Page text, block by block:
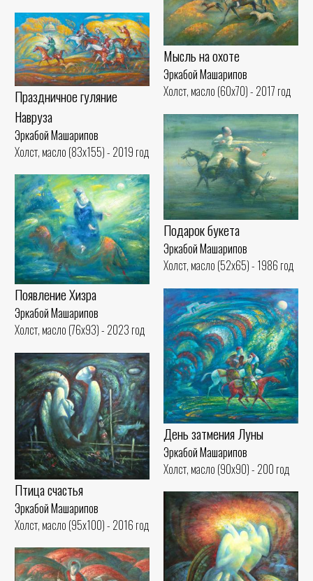
Мысль на охоте
Эркабой Машарипов
Холст, масло (60x70) - 2017 год
Праздничное гуляние
Наврузa
Эркабой Машарипов
Холст, масло (83x155) - 2019 год
Подарок букета
Эркабой Машарипов
Холст, масло (52x65) - 1986 год
Появление Хизра
Эркабой Машарипов
Холст, масло (76x93) - 2023 год
День затмения Луны
Эркабой Машарипов
Холст, масло (90x90) - 200 год
Птица счастья
Эркабой Машарипов
Холст, масло (95x100) - 2016 год